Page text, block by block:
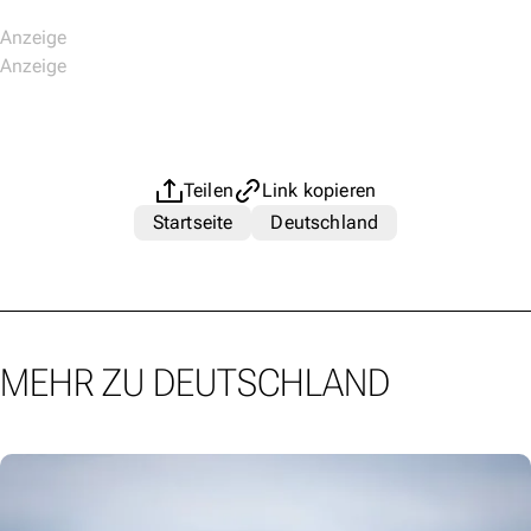
Teilen
Link kopieren
Startseite
Deutschland
MEHR ZU DEUTSCHLAND